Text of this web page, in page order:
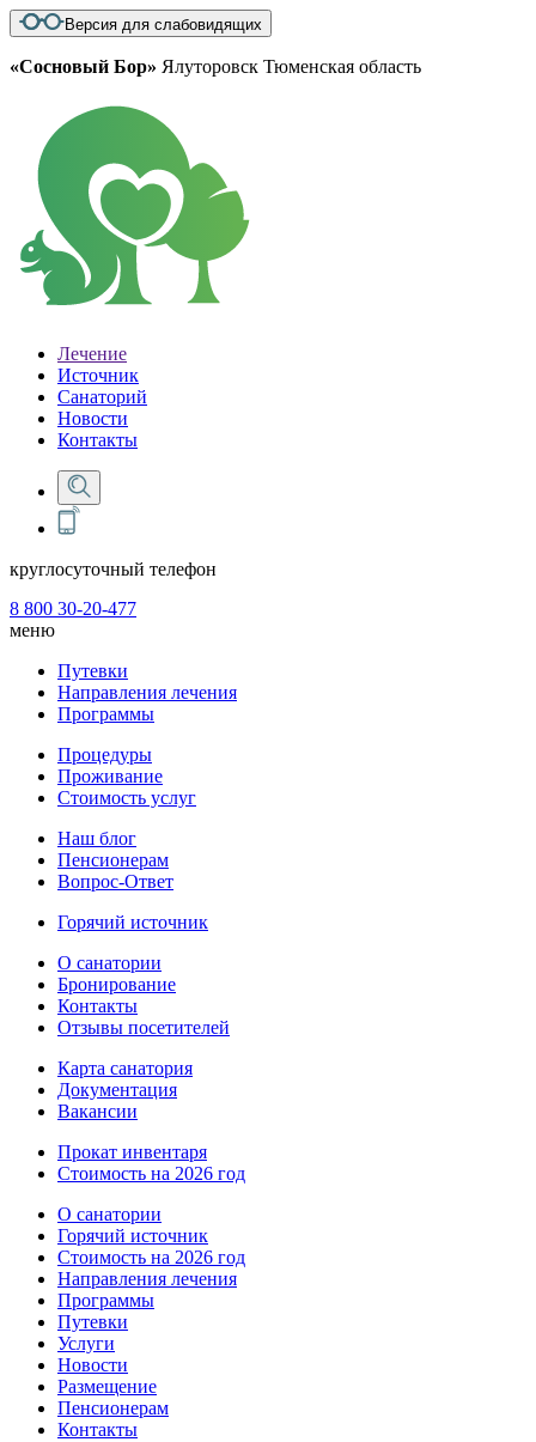
Версия для слабовидящих
«Сосновый Бор» Ялуторовск Тюменская область
Лечение
Источник
Санаторий
Новости
Контакты
круглосуточный телефон
8 800 30-20-477
меню
Путевки
Направления лечения
Программы
Процедуры
Проживание
Стоимость услуг
Наш блог
Пенсионерам
Вопрос-Ответ
Горячий источник
О санатории
Бронирование
Контакты
Отзывы посетителей
Карта санатория
Документация
Вакансии
Прокат инвентаря
Стоимость на 2026 год
О санатории
Горячий источник
Стоимость на 2026 год
Направления лечения
Программы
Путевки
Услуги
Новости
Размещение
Пенсионерам
Контакты